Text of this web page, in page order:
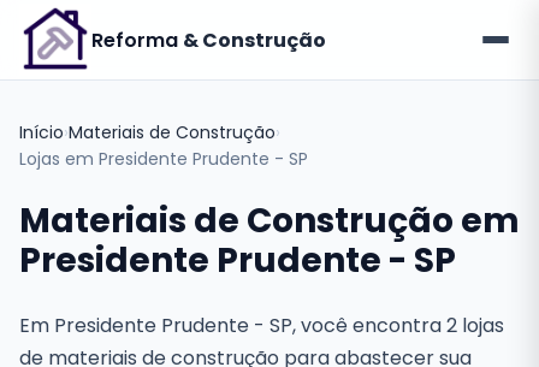
Reforma & Construção
Início›Materiais de Construção›
Lojas em Presidente Prudente - SP
Materiais de Construção em
Presidente Prudente - SP
Em Presidente Prudente - SP, você encontra 2 lojas
de materiais de construção para abastecer sua